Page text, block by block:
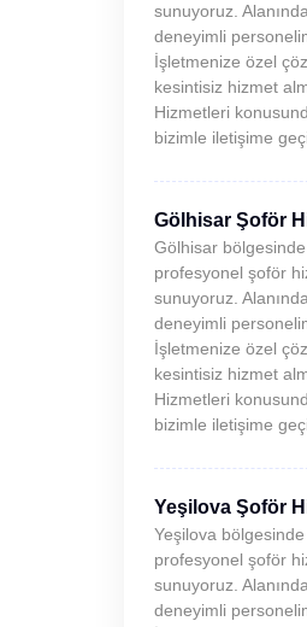
sunuyoruz.
deneyimli
İşletmenize özel
kesintisiz hizmet
Hizmetleri
bizimle iletişime
Gölhisar Şoför
Gölhisar bölgesinde
profesyonel şoför
sunuyoruz.
deneyimli
İşletmenize özel
kesintisiz hizmet
Hizmetleri
bizimle iletişime
Yeşilova Şoför
Yeşilova bölgesinde
profesyonel şoför
sunuyoruz.
deneyimli